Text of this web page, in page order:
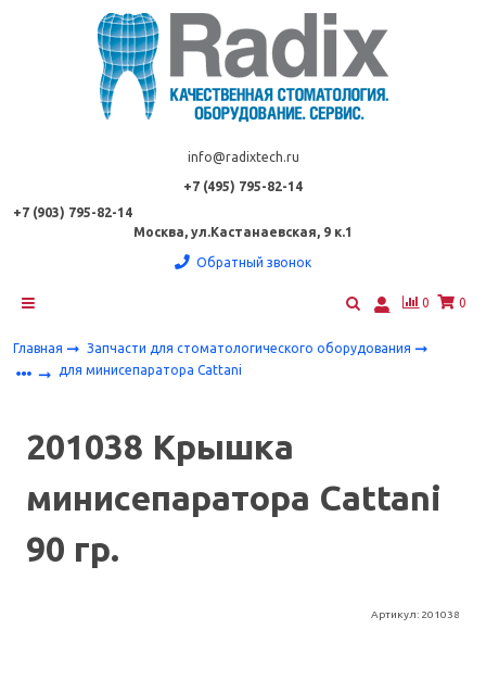
info@radixtech.ru
+7 (495) 795-82-14
+7 (903) 795-82-14
Москва, ул.Кастанаевская, 9 к.1
Обратный звонок
0 0
Главная
Запчасти для стоматологического оборудования
для минисепаратора Cattani
201038 Крышка
минисепаратора Cattani
90 гр.
Артикул: 201038